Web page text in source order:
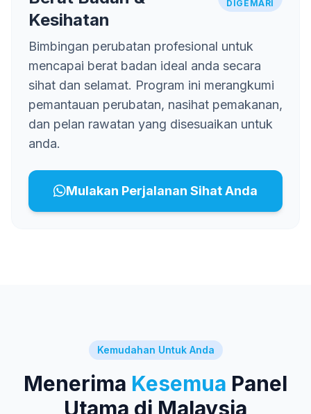
Kesihatan
DIGEMARI
Bimbingan perubatan profesional untuk
mencapai berat badan ideal anda secara
sihat dan selamat. Program ini merangkumi
pemantauan perubatan, nasihat pemakanan,
dan pelan rawatan yang disesuaikan untuk
anda.
Mulakan Perjalanan Sihat Anda
Kemudahan Untuk Anda
Menerima Kesemua Panel
Utama di Malaysia